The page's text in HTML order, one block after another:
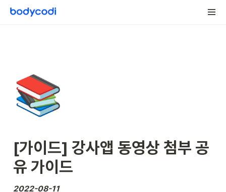
📚
[가이드] 강사앱 동영상 첨부 공
유 가이드
2022-08-11